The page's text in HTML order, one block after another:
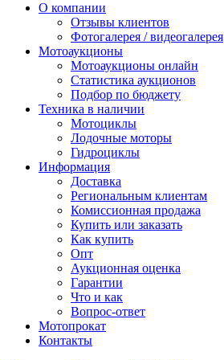
О компании
Отзывы клиентов
Фотогалерея / видеогалерея
Мотоаукционы
Мотоаукционы онлайн
Статистика аукционов
Подбор по бюджету
Техника в наличии
Мотоциклы
Лодочные моторы
Гидроциклы
Информация
Доставка
Региональным клиентам
Комиссионная продажа
Купить или заказать
Как купить
Опт
Аукционная оценка
Гарантии
Что и как
Вопрос-ответ
Мотопрокат
Контакты